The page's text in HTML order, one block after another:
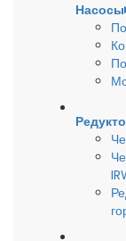
Насосы